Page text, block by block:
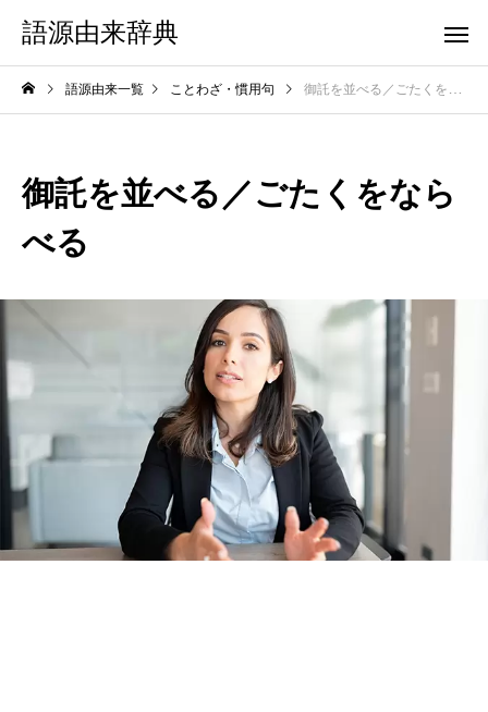
語源由来辞典
語源由来一覧 ことわざ・慣用句 御託を並べる／ごたくをならべる
御託を並べる／ごたくをなら
べる